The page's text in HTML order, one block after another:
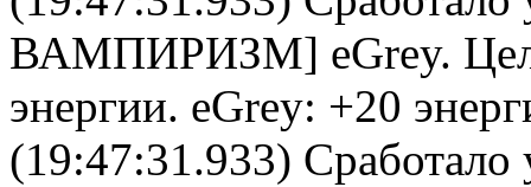
ВАМПИРИЗМ] eGrey.
энергии. eGrey: +20
(19:47:31.933) Сработало